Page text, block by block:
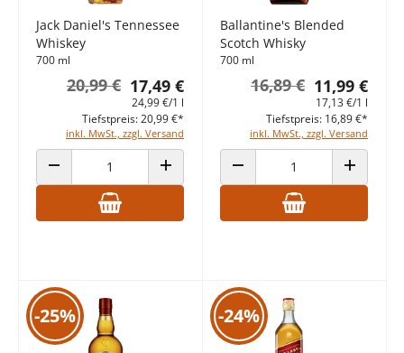
Jack Daniel's Tennessee
Whiskey
700 ml
17,49 €
20,99 €
24,99 €/1 l
inkl. MwSt., zzgl. Versand
Tiefstpreis: 20,99 €*
ANZAHL VERRINGERN ANZAHL ERHÖHEN
Ballantine's Blended
Scotch Whisky
700 ml
11,99 €
16,89 €
17,13 €/1 l
inkl. MwSt., zzgl. Versand
Tiefstpreis: 16,89 €*
ANZAHL VERRINGERN ANZAHL
-25% -24%